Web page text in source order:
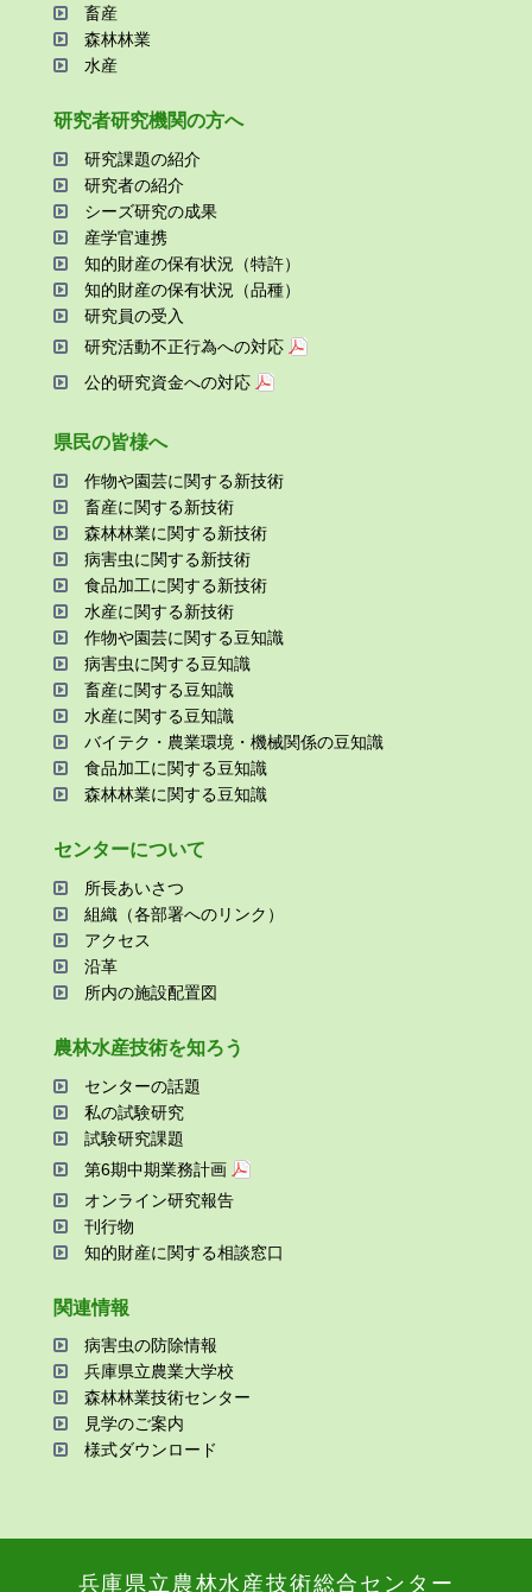
畜産
森林林業
⽔産
研究者研究機関の⽅へ
研究課題の紹介
研究者の紹介
シーズ研究の成果
産学官連携
知的財産の保有状況（特許）
知的財産の保有状況（品種）
研究員の受⼊
研究活動不正⾏為への対応
公的研究資金への対応
県⺠の皆様へ
作物や園芸に関する新技術
畜産に関する新技術
森林林業に関する新技術
病害⾍に関する新技術
⾷品加⼯に関する新技術
⽔産に関する新技術
作物や園芸に関する⾖知識
病害⾍に関する⾖知識
畜産に関する⾖知識
⽔産に関する⾖知識
バイテク・農業環境・機械関係の⾖知識
⾷品加⼯に関する⾖知識
森林林業に関する⾖知識
センターについて
所⻑あいさつ
組織（各部署へのリンク）
アクセス
沿⾰
所内の施設配置図
農林⽔産技術を知ろう
センターの話題
私の試験研究
試験研究課題
第6期中期業務計画
オンライン研究報告
刊⾏物
知的財産に関する相談窓⼝
関連情報
病害⾍の防除情報
兵庫県⽴農業⼤学校
森林林業技術センター
⾒学のご案内
様式ダウンロード
兵庫県⽴農林⽔産技術総合センター